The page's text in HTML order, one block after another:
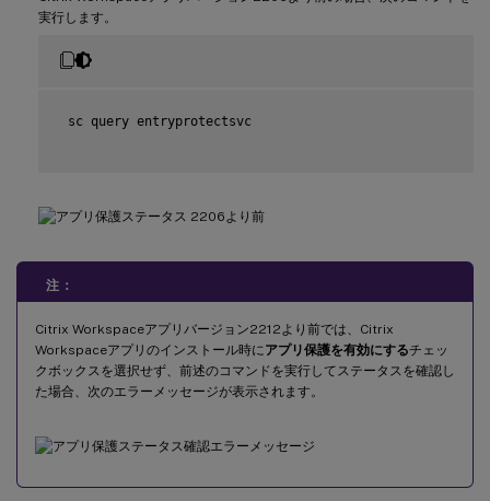
実行します。
sc query entryprotectsvc
注：
Citrix Workspaceアプリバージョン2212より前では、Citrix
Workspaceアプリのインストール時にアプリ保護を有効にするチェッ
クボックスを選択せず、前述のコマンドを実行してステータスを確認し
た場合、次のエラーメッセージが表示されます。